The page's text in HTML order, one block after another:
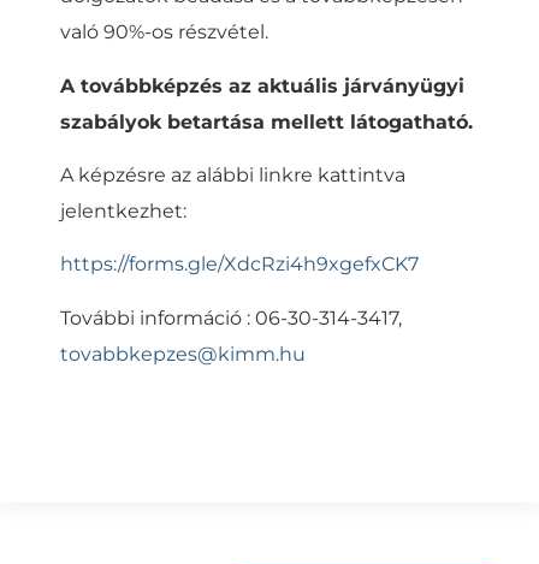
való 90%-os részvétel.
A továbbképzés az aktuális járványügyi
szabályok betartása mellett látogatható.
A képzésre az alábbi linkre kattintva
jelentkezhet:
https://forms.gle/XdcRzi4h9xgefxCK7
További információ : 06-30-314-3417,
tovabbkepzes@kimm.hu